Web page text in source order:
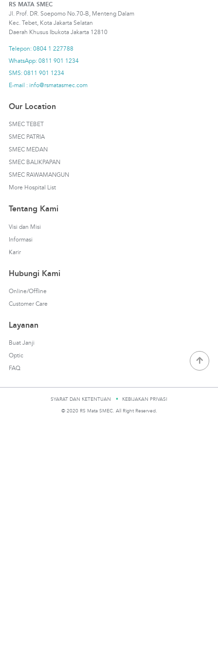
RS MATA SMEC
Jl. Prof. DR. Soepomo No.70-B, Menteng Dalam
Kec. Tebet, Kota Jakarta Selatan
Daerah Khusus Ibukota Jakarta 12810
Telepon: 0804 1 227788
WhatsApp: 0811 901 1234
SMS: 0811 901 1234
E-mail : info@rsmatasmec.com
Our Location
SMEC TEBET
SMEC PATRIA
SMEC MEDAN
SMEC BALIKPAPAN
SMEC RAWAMANGUN
More Hospital List
Tentang Kami
Visi dan Misi
Informasi
Karir
Hubungi Kami
Online/Offline
Customer Care
Layanan
Buat Janji
Optic
FAQ
SYARAT DAN KETENTUAN
KEBIJAKAN PRIVASI
© 2020 RS Mata SMEC. All Right Reserved.